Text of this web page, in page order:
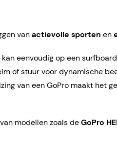
vanactievolle sporten en
eenvoudig op een
of stuur voor dynamische
van een GoPro maakt het
van modellen zoals deGoPro